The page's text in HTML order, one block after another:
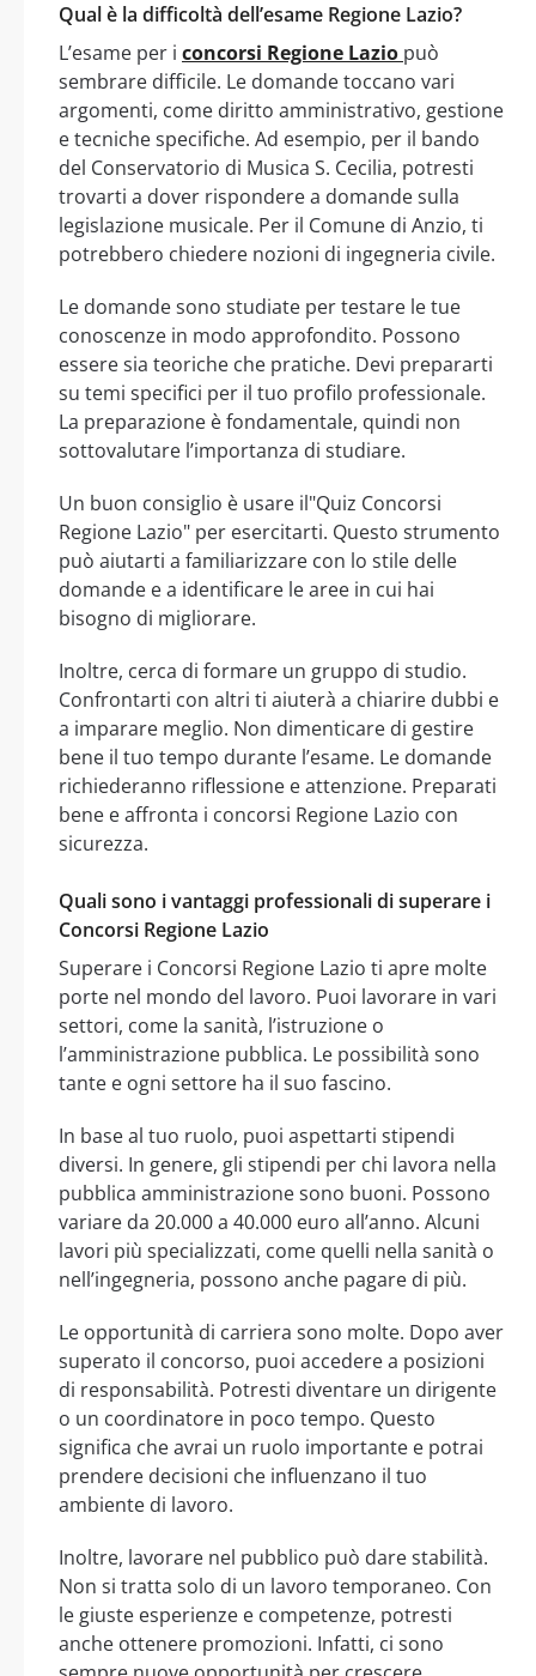
Qual è la difficoltà dell’esame Regione Lazio?
L’esame per i concorsi Regione Lazio può
sembrare difficile. Le domande toccano vari
argomenti, come diritto amministrativo, gestione
e tecniche specifiche. Ad esempio, per il bando
del Conservatorio di Musica S. Cecilia, potresti
trovarti a dover rispondere a domande sulla
legislazione musicale. Per il Comune di Anzio, ti
potrebbero chiedere nozioni di ingegneria civile.
Le domande sono studiate per testare le tue
conoscenze in modo approfondito. Possono
essere sia teoriche che pratiche. Devi prepararti
su temi specifici per il tuo profilo professionale.
La preparazione è fondamentale, quindi non
sottovalutare l’importanza di studiare.
Un buon consiglio è usare il"Quiz Concorsi
Regione Lazio" per esercitarti. Questo strumento
può aiutarti a familiarizzare con lo stile delle
domande e a identificare le aree in cui hai
bisogno di migliorare.
Inoltre, cerca di formare un gruppo di studio.
Confrontarti con altri ti aiuterà a chiarire dubbi e
a imparare meglio. Non dimenticare di gestire
bene il tuo tempo durante l’esame. Le domande
richiederanno riflessione e attenzione. Preparati
bene e affronta i concorsi Regione Lazio con
sicurezza.
Quali sono i vantaggi professionali di superare i
Concorsi Regione Lazio
Superare i Concorsi Regione Lazio ti apre molte
porte nel mondo del lavoro. Puoi lavorare in vari
settori, come la sanità, l’istruzione o
l’amministrazione pubblica. Le possibilità sono
tante e ogni settore ha il suo fascino.
In base al tuo ruolo, puoi aspettarti stipendi
diversi. In genere, gli stipendi per chi lavora nella
pubblica amministrazione sono buoni. Possono
variare da 20.000 a 40.000 euro all’anno. Alcuni
lavori più specializzati, come quelli nella sanità o
nell’ingegneria, possono anche pagare di più.
Le opportunità di carriera sono molte. Dopo aver
superato il concorso, puoi accedere a posizioni
di responsabilità. Potresti diventare un dirigente
o un coordinatore in poco tempo. Questo
significa che avrai un ruolo importante e potrai
prendere decisioni che influenzano il tuo
ambiente di lavoro.
Inoltre, lavorare nel pubblico può dare stabilità.
Non si tratta solo di un lavoro temporaneo. Con
le giuste esperienze e competenze, potresti
anche ottenere promozioni. Infatti, ci sono